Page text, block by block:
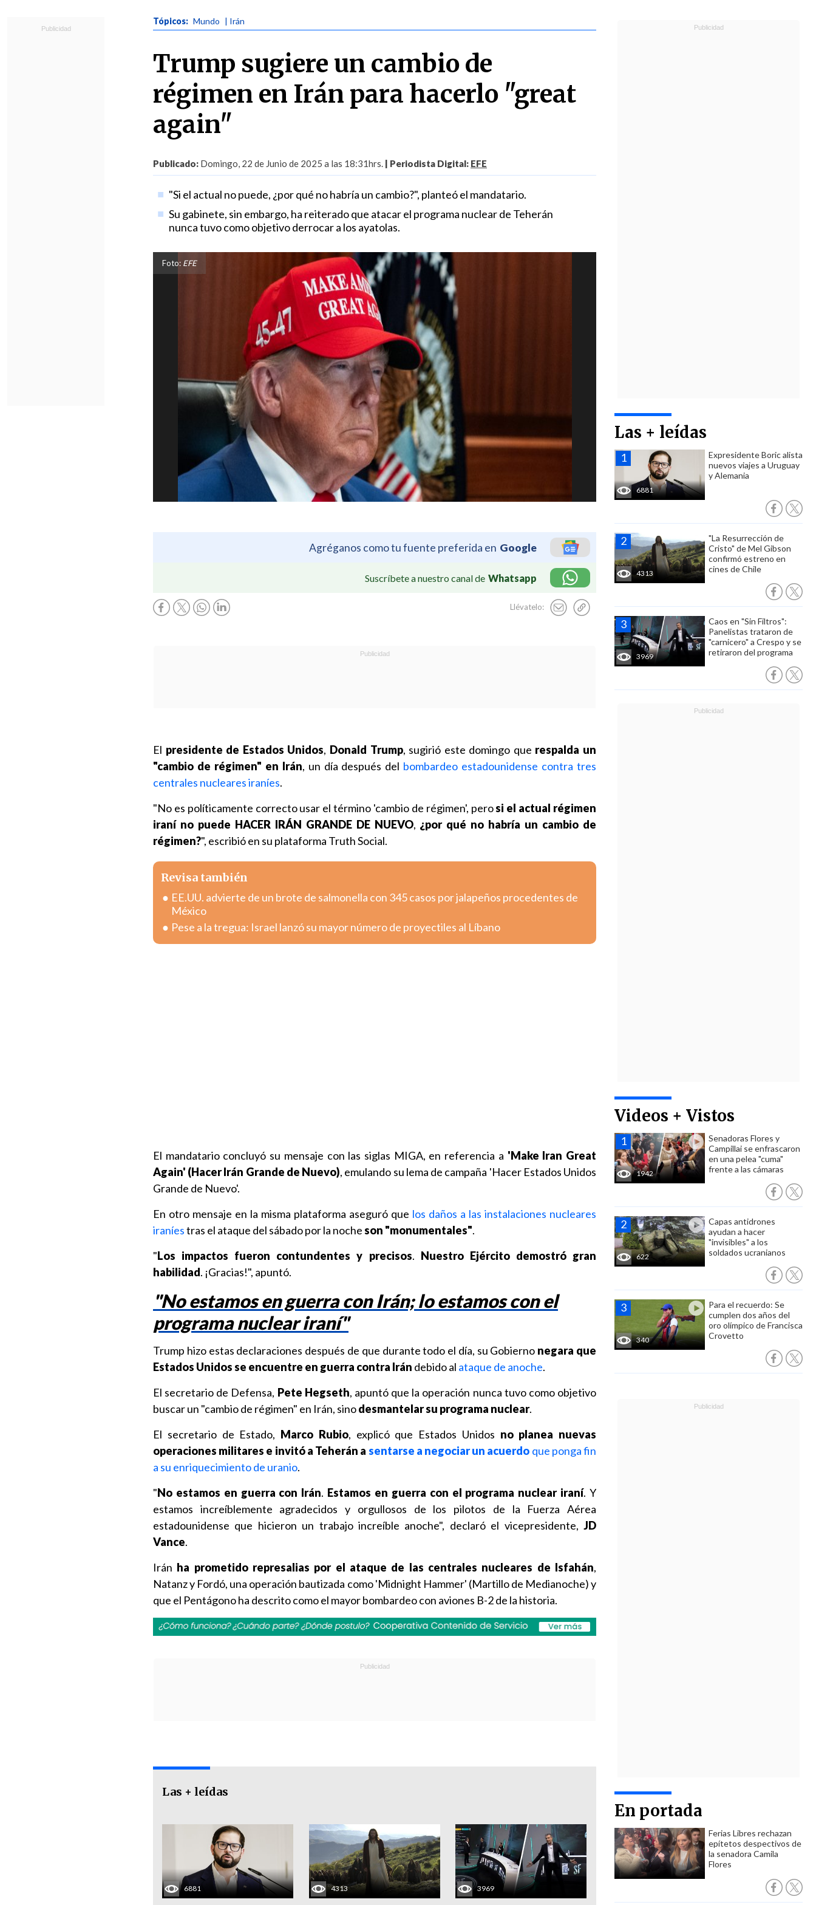
Tópicos: Mundo | Irán
Trump sugiere un cambio de
régimen en Irán para hacerlo "great
again"
Publicado: Domingo, 22 de Junio de 2025 a las 18:31hrs. | Periodista Digital: EFE
"Si el actual no puede, ¿por qué no habría un cambio?", planteó el mandatario.
Su gabinete, sin embargo, ha reiterado que atacar el programa nuclear de Teherán
nunca tuvo como objetivo derrocar a los ayatolas.
Foto: EFE
Agréganos como tu fuente preferida en Google
Suscríbete a nuestro canal de Whatsapp
Llévatelo:
Las + leídas
6881
Expresidente Boric alista
nuevos viajes a Uruguay
y Alemania
4313
"La Resurrección de
Cristo" de Mel Gibson
confirmó estreno en
cines de Chile
3969
Caos en "Sin Filtros":
Panelistas trataron de
"carnicero" a Crespo y se
retiraron del programa
Videos + Vistos
1942
Senadoras Flores y
Campillai se enfrascaron
en una pelea "cuma"
frente a las cámaras
622
Capas antidrones
ayudan a hacer
"invisibles" a los
soldados ucranianos
340
Para el recuerdo: Se
cumplen dos años del
oro olímpico de Francisca
Crovetto
En portada
Ferias Libres rechazan
epítetos despectivos de
la senadora Camila
Flores
El presidente de Estados Unidos, Donald Trump, sugirió este domingo que respalda un
"cambio de régimen" en Irán, un día después del bombardeo estadounidense contra tres
centrales nucleares iraníes.
"No es políticamente correcto usar el término 'cambio de régimen', perosi el actual régimen
iraní no puede HACER IRÁN GRANDE DE NUEVO, ¿por qué no habría un cambio de
régimen?", escribió en su plataforma Truth Social.
Revisa también
EE.UU. advierte de un brote de salmonella con 345 casos por jalapeños procedentes de
México
Pese a la tregua: Israel lanzó su mayor número de proyectiles al Líbano
El mandatario concluyó su mensaje con las siglas MIGA, en referencia a 'Make Iran Great
Again' (Hacer Irán Grande de Nuevo), emulando su lema de campaña 'Hacer Estados Unidos
Grande de Nuevo'.
En otro mensaje en la misma plataforma aseguró que los daños a las instalaciones nucleares
iraníestras el ataque del sábado por la nocheson "monumentales".
"Los impactos fueron contundentes y precisos. Nuestro Ejército demostró gran
habilidad. ¡Gracias!", apuntó.
"No estamos en guerra con Irán; lo estamos con el
programa nuclear iraní"
Trump hizo estas declaraciones después de que durante todo el día, su Gobierno negara que
Estados Unidos se encuentre en guerra contra Irán debido al ataque de anoche.
El secretario de Defensa, Pete Hegseth, apuntó que la operación nunca tuvo como objetivo
buscar un "cambio de régimen" en Irán, sinodesmantelar su programa nuclear.
El secretario de Estado, Marco Rubio, explicó que Estados Unidos no planea nuevas
operaciones militares e invitó a Teherán a sentarse a negociar un acuerdo que ponga fin
a su enriquecimiento de uranio.
"No estamos en guerra con Irán. Estamos en guerra con el programa nuclear iraní. Y
estamos increíblemente agradecidos y orgullosos de los pilotos de la Fuerza Aérea
estadounidense que hicieron un trabajo increíble anoche", declaró el vicepresidente, JD
Vance.
Irán ha prometido represalias por el ataque de las centrales nucleares de Isfahán,
Natanz y Fordó, una operación bautizada como 'Midnight Hammer' (Martillo de Medianoche) y
que el Pentágono ha descrito como el mayor bombardeo con aviones B-2 de la historia.
Las + leídas
6881 4313 3969